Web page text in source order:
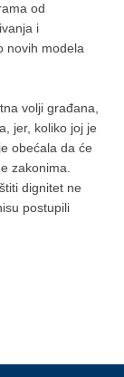
od
i
novih modela
volji građana,
jer, koliko joj je
obećala da će
zakonima.
dignitet ne
postupili